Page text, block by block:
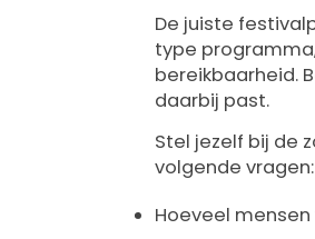
De juiste
type
bereikbaarheid.
daarbij past.
Stel jezelf bij de
volgende vragen:
Hoeveel